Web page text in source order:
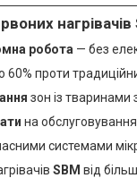
нагрівачів
робота — без
60% проти
зон із
на
системами
SBM від